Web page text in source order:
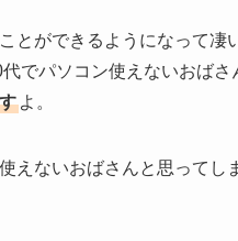
とができるようになって
でパソコン使えないおばさ
よ。
えないおばさんと思って